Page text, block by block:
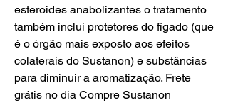
esteroides anabolizantes o tratamento
também inclui protetores do fígado (que
é o órgão mais exposto aos efeitos
colaterais do Sustanon) e substâncias
para diminuir a aromatização. Frete
grátis no dia Compre Sustanon